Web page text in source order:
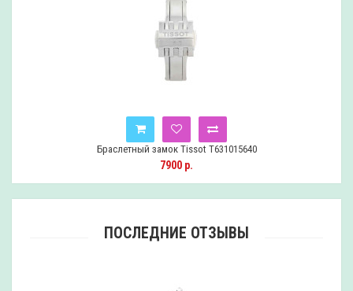
Сделать предзаказ
Браслетный замок Tissot T631031142
ПОСЛЕДНИЕ ОТЗЫВЫ